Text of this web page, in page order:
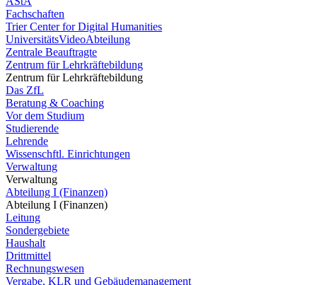
Fachschaften
Trier Center for Digital Humanities
UniversitätsVideoAbteilung
Zentrale Beauftragte
Zentrum für Lehrkräftebildung
Zentrum für Lehrkräftebildung
Das ZfL
Beratung & Coaching
Vor dem Studium
Studierende
Lehrende
Wissenschftl. Einrichtungen
Verwaltung
Verwaltung
Abteilung I (Finanzen)
Abteilung I (Finanzen)
Leitung
Sondergebiete
Haushalt
Drittmittel
Rechnungswesen
Vergabe, KLR und Gebäudemanagement